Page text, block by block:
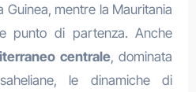
Guinea, mentre la Mauritania
punto di partenza. Anche
centrale, dominata
le dinamiche di